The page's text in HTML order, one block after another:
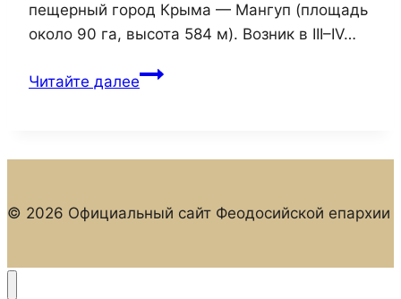
пещерный город Крыма — Мангуп (площадь
около 90 га, высота 584 м). Возник в III–IV…
Читайте далееШкольники
древний
© 2026 Официальный сайт Феодосийской епархии